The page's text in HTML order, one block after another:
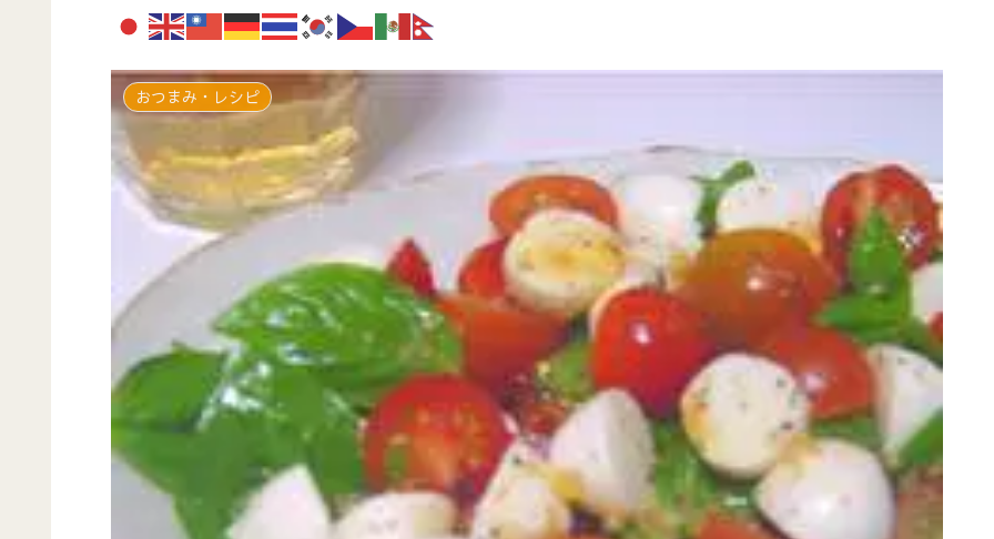
おつまみ・レシピ